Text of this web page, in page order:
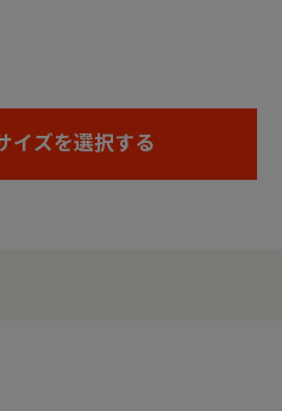
イズを選択する